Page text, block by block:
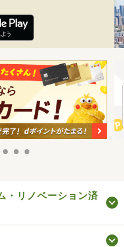
・リノベーション済